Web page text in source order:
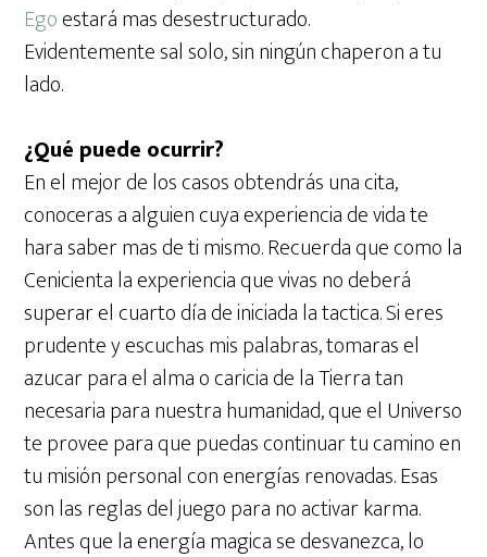
Egoestará mas desestructurado.
Evidentemente sal solo, sin ningún chaperon a tu
lado.
¿Qué puede ocurrir?
En el mejor de los casos obtendrás una cita,
conoceras a alguien cuya experiencia de vida te
hara saber mas de ti mismo. Recuerda que como la
Cenicienta la experiencia que vivas no deberá
superar el cuarto día de iniciada la tactica. Si eres
prudente y escuchas mis palabras, tomaras el
azucar para el alma o caricia de la Tierra tan
necesaria para nuestra humanidad, que el Universo
te provee para que puedas continuar tu camino en
tu misión personal con energías renovadas. Esas
son las reglas del juego para no activar karma.
Antes que la energía magica se desvanezca, lo